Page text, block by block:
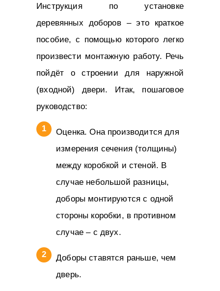
Инструкция по установке
деревянных доборов – это краткое
пособие, с помощью которого легко
произвести монтажную работу. Речь
пойдёт о строении для наружной
(входной) двери. Итак, пошаговое
руководство:
Оценка. Она производится для
измерения сечения (толщины)
между коробкой и стеной. В
случае небольшой разницы,
доборы монтируются с одной
стороны коробки, в противном
случае – с двух.
Доборы ставятся раньше, чем
дверь.